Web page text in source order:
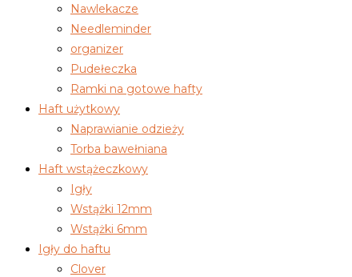
Nawlekacze
Needleminder
organizer
Pudełeczka
Ramki na gotowe hafty
Haft użytkowy
Naprawianie odzieży
Torba bawełniana
Haft wstążeczkowy
Igły
Wstążki 12mm
Wstążki 6mm
Igły do haftu
Clover